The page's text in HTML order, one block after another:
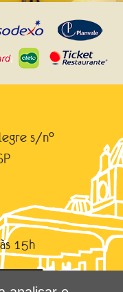
s/n°
15h